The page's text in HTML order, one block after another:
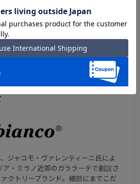
トデザインが感じられるスタンダー
ックシリーズ TOPへ
、ジャコモ・ヴァレンティーニ氏によ
ア・ミラノ近郊のガララーテで創設さ
クトリーブランド。細部にまでこだ